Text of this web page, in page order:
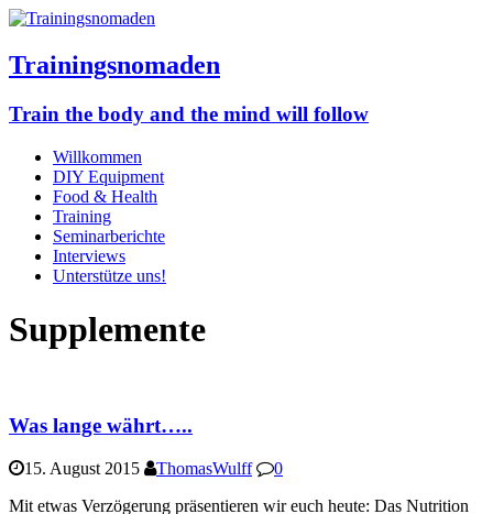
Trainingsnomaden
Train the body and the mind will follow
Willkommen
DIY Equipment
Food & Health
Training
Seminarberichte
Interviews
Unterstütze uns!
Supplemente
Was lange währt…..
15. August 2015 ThomasWulff
0
Mit etwas Verzögerung präsentieren wir euch heute: Das Nutrition